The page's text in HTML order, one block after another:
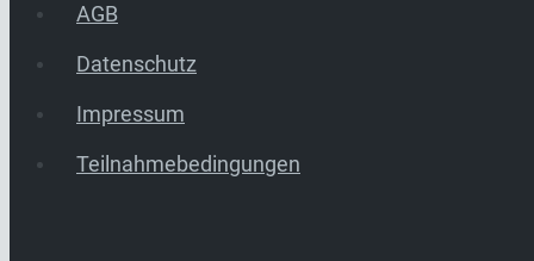
AGB
Datenschutz
Impressum
Teilnahmebedingungen